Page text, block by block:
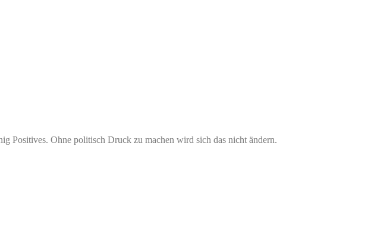
Positives. Ohne politisch Druck zu machen wird sich das nicht ändern.